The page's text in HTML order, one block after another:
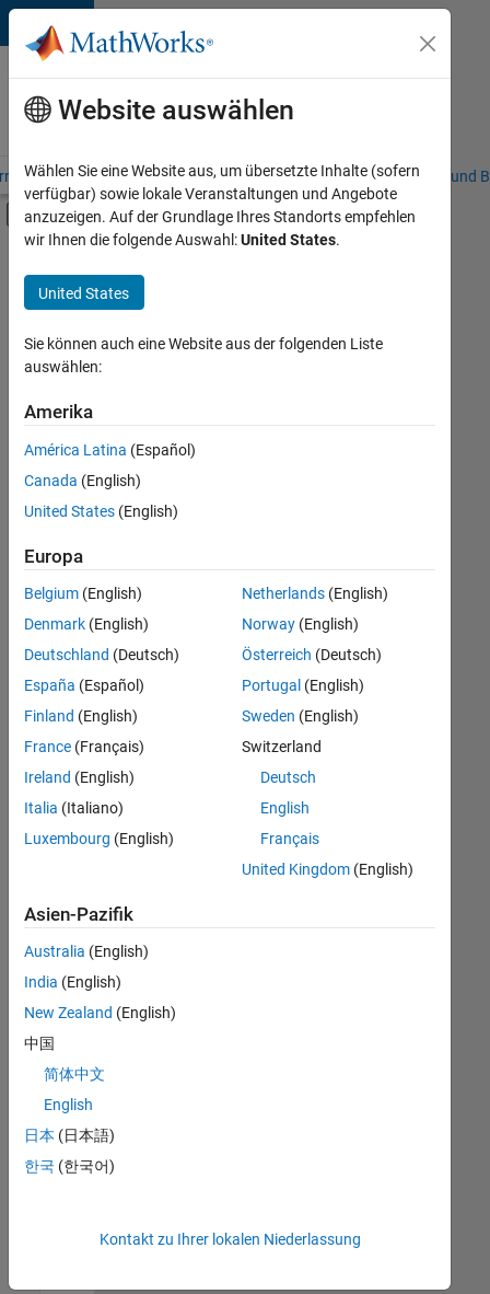
Weiter zum Inhalt
Karriere
bei
MathWorks
– Übersicht Stellensuche Niederlassungen Studierende und
Umschaltung für Off-Canvas-
Hauptinhalt
Commercial Sales
Education Sales
Inside Sales
Marketing Communications
Business Model Team
+4
Derzeit
es
keine
offenen
Stellen,
Ihren
Suchkriterien
entsprechen.
können
die
Suchkriterien
weiter
fassen
oder
alle
Stellenangebote
anzeigen .
noch
keine
offenen
Stellen
können,
die
Ihren
entsprechen,
werden
unseres
Website auswählen
Wählen Sie eine Website aus, um übersetzte Inhalte (sofern
verfügbar) sowie lokale Veranstaltungen und Angebote
anzuzeigen. Auf der Grundlage Ihres Standorts empfehlen
wir Ihnen die folgende Auswahl:United States.
United States
Sie können auch eine Website aus der folgenden Liste
auswählen:
Amerika
América Latina (Español)
Canada (English)
United States (English)
Europa
Belgium (English)
Denmark (English)
Deutschland (Deutsch)
España (Español)
Finland (English)
France (Français)
Ireland (English)
Italia (Italiano)
Luxembourg (English)
Netherlands(English)
Norway(English)
Österreich (Deutsch)
Portugal (English)
Sweden (English)
Switzerland
Deutsch
English
Français
United Kingdom(English)
Asien-Pazifik
Australia (English)
India (English)
New Zealand (English)
中国
简体中文
English
日本 (日本語)
한국 (한국어)
Kontakt zu Ihrer lokalen Niederlassung